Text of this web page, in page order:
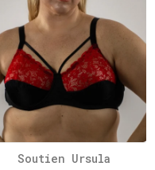
Soutien Ursula